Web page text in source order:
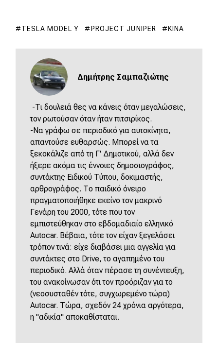
TESLA MODEL Y PROJECT JUNIPER ΚΊΝΑ
Δημήτρης Σαμπαζιώτης
-Τι δουλειά θες να κάνεις όταν μεγαλώσεις,
τον ρωτούσαν όταν ήταν πιτσιρίκος.
-Να γράφω σε περιοδικό για αυτοκίνητα,
απαντούσε ευθαρσώς. Μπορεί να τα
ξεκοκάλιζε από τη Γ' Δημοτικού, αλλά δεν
ήξερε ακόμα τις έννοιες δημοσιογράφος,
συντάκτης Ειδικού Τύπου, δοκιμαστής,
αρθρογράφος. Το παιδικό όνειρο
πραγματοποιήθηκε εκείνο τον μακρινό
Γενάρη του 2000, τότε που τον
εμπιστεύθηκαν στο εβδομαδιαίο ελληνικό
Autocar. Βέβαια, τότε τον είχαν ξεγελάσει
τρόπον τινά: είχε διαβάσει μια αγγελία για
συντάκτες στο Drive, το αγαπημένο του
περιοδικό. Αλλά όταν πέρασε τη συνέντευξη,
του ανακοίνωσαν ότι τον προόριζαν για το
(νεοσυσταθέν τότε, συγχωρεμένο τώρα)
Autocar. Τώρα, σχεδόν 24 χρόνια αργότερα,
η "αδικία" αποκαθίσταται.